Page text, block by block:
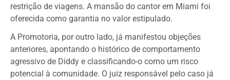
restrição de viagens. A mansão do cantor em Miami foi
oferecida como garantia no valor estipulado.
A Promotoria, por outro lado, já manifestou objeções
anteriores, apontando o histórico de comportamento
agressivo de Diddy e classificando-o como um risco
potencial à comunidade. O juiz responsável pelo caso já